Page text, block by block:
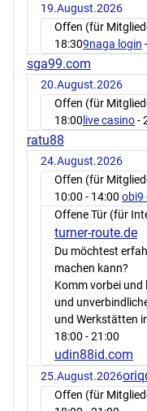
19.August.2026
Offen (für
18:309naga login
sga99.com
20.August.2026
Offen (für
18:00 live casino-
ratu88
24.August.2026
Offen (für
10:00 - 14:00 obi9
Offene Tür (für
turner-route.de
Du möchtest
machen kann?
Komm vorbei und
und
und Werkstätten
18:00 - 21:00
udin88id.com
25.August.2026
Offen (für